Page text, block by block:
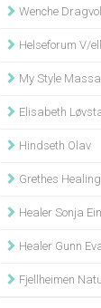
Wenche Dragvoll
Helseforum V/
My Style
Elisabeth
Hindseth Olav
Grethes
Healer Sonja
Healer Gunn
Fjellheimen